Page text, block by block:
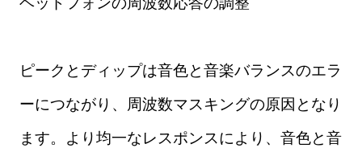
ピークとディップは音色と音楽バランスのエラ
ーにつながり、周波数マスキングの原因となり
ます。より均一なレスポンスにより、音色と音